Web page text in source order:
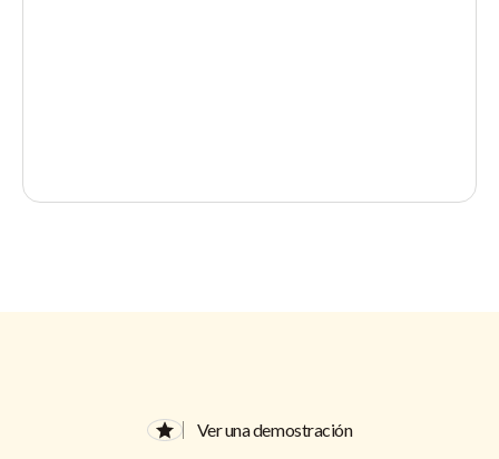
Ver una demostración